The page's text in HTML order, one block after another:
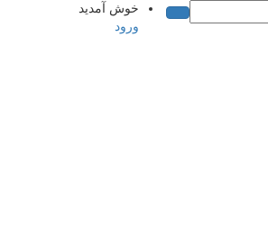
خوش آمدید
ورود